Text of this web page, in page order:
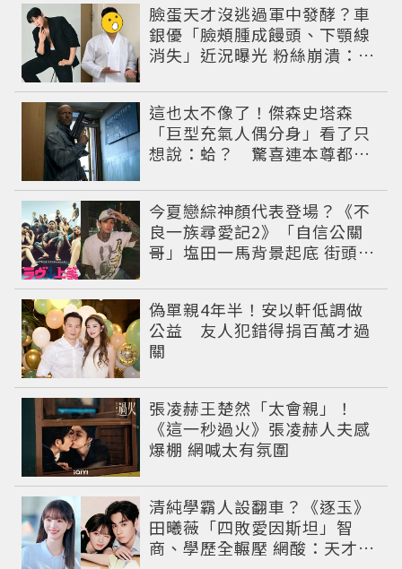
臉蛋天才沒逃過軍中發酵？車
銀優「臉頰腫成饅頭、下顎線
消失」近況曝光 粉絲崩潰：空
這也太不像了！傑森史塔森
「巨型充氣人偶分身」看了只
想說：蛤？ 驚喜連本尊都吐
今夏戀綜神顏代表登場？《不
良一族尋愛記2》「自信公關
哥」塩田一馬背景起底 街頭辣
偽單親4年半！安以軒低調做
公益 友人犯錯得捐百萬才過
關
張凌赫王楚然「太會親」！
《這一秒過火》張凌赫人夫感
爆棚 網喊太有氛圍
清純學霸人設翻車？《逐玉》
田曦薇「四敗愛因斯坦」智
商、學歷全輾壓 網酸：天才全